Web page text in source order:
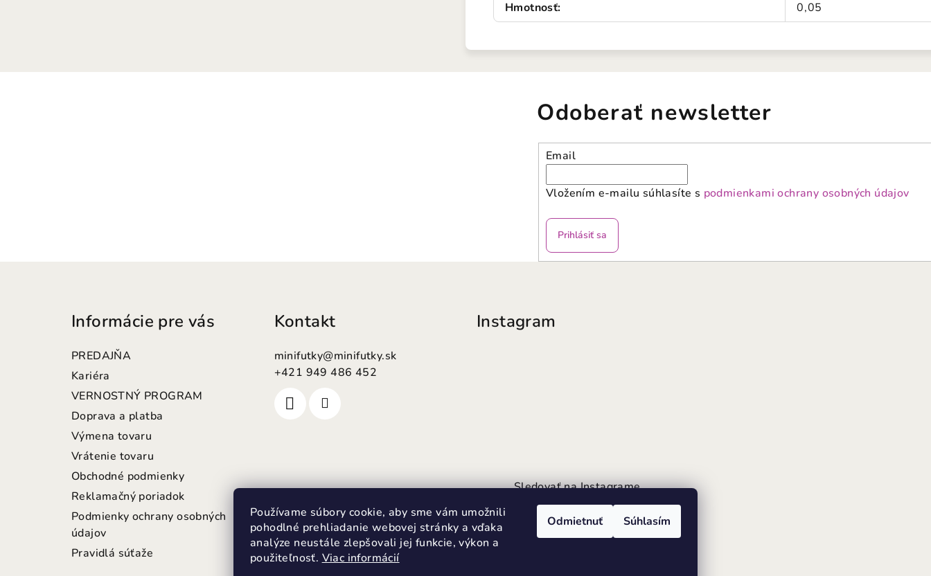
Používame súbory cookie, aby sme vám umožnili
pohodlné prehliadanie webovej stránky a vďaka
analýze neustále zlepšovali jej funkcie, výkon a
použiteľnosť. Viac informácií
Odmietnuť Súhlasím
Hmotnosť: 0,05
Odoberať newsletter
Email
Vložením e-mailu súhlasíte s podmienkami ochrany osobných údajov
Prihlásiť sa
Informácie pre vás
PREDAJŇA
Kariéra
VERNOSTNÝ PROGRAM
Doprava a platba
Výmena tovaru
Vrátenie tovaru
Obchodné podmienky
Reklamačný poriadok
Podmienky ochrany osobných
údajov
Pravidlá súťaže
Kontakt
minifutky@minifutky.sk
+421 949 486 452
Instagram
Sledovať na Instagrame